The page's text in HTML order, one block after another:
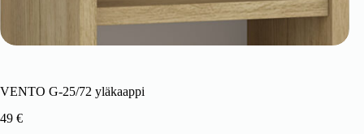
VENTO G-25/72 yläkaappi
49 €